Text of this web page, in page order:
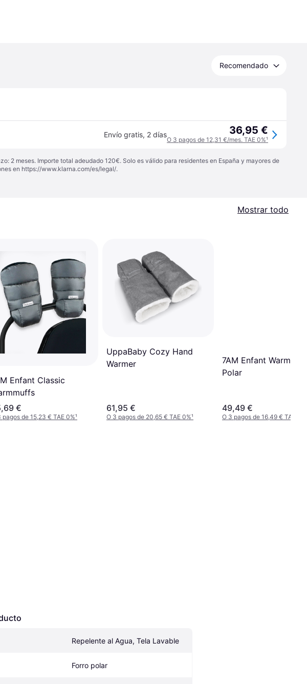
Recomendado
Envío gratis, 2 días 36,95 €
O 3 pagos de 12,31 €/mes. TAE 0%¹
2 meses. Importe total adeudado 120€. Solo es válido para residentes en España y mayores de
en https://www.klarna.com/es/legal/.
Mostrar todo
Enfant Classic
€
pagos de 15,23 € TAE 0%¹
UppaBaby Cozy Hand
Warmer
61,95 €
O 3 pagos de 20,65 € TAE 0%¹
7AM Enfant
Polar
49,49 €
O 3 pagos de 16,49 € TAE 0%
Repelente al Agua, Tela Lavable
Forro polar